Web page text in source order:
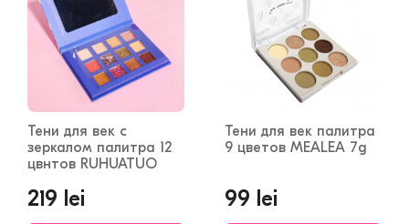
Тени для век с
зеркалом палитра 12
цвнтов RUHUATUO
219 lei
Тени для век палитра
9 цветов MEALEA 7g
99 lei